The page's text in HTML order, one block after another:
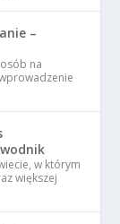
–
na
w którym
większej